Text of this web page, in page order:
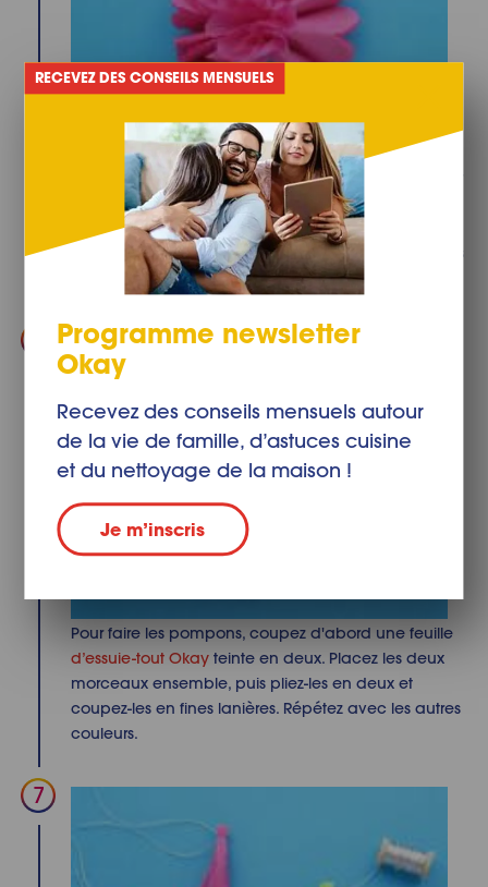
Vous êtes maintenant prêt à ouvrir les plis et à laisser
fleurir vos fleurs. Séparez délicatement les couches
de papier et peluchez-les pour former une fleur en
3D. Répétez les étapes 2 à 5 avec les autres couleurs
papier essuie-tout Okayteint.
Pour faire les pompons, coupez d'abord une feuille
d’essuie-tout Okay teinte en deux. Placez les deux
morceaux ensemble, puis pliez-les en deux et
coupez-les en fines lanières. Répétez avec les autres
couleurs.
RECEVEZ DES CONSEILS MENSUELS
Programme newsletter
Okay
Recevez des conseils mensuels autour
de la vie de famille, d’astuces cuisine
et du nettoyage de la maison !
Je m’inscris